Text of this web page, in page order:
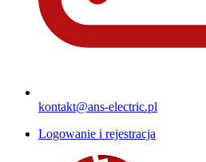
kontakt@ans-electric.pl
Logowanie i rejestracja